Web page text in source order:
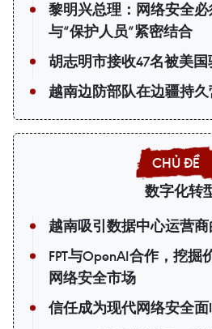
黎明兴总理：网络安全
与“保护人员”紧密结合
胡志明市接收47名被美
越南边防部队在边疆持
数字化转
越南吸引数据中心运营
FPT与OpenAI合作，挖掘
网络安全市场
信任成为现代网络安全